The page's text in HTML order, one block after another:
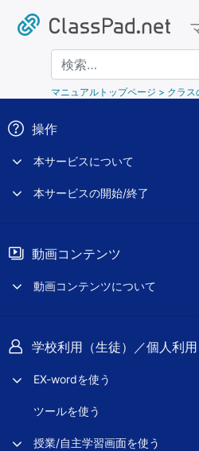
検索
マニュアルトップページ > クラス
操作
本サービスについて
本サービスの開始/終了
動画コンテンツ
動画コンテンツについて
学校利用（生徒）／個人利用
EX-wordを使う
ツールを使う
授業/自主学習画面を使う